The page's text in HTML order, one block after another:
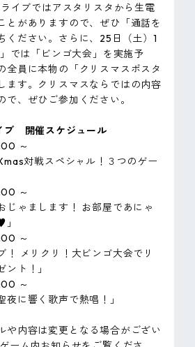
イブではアスタリスタから生電
とがありますので、ぜひ「通話を
ください。さらに、25日（土）1
では「ビンゴ大会」を実施予
全員に本物の「クリスマスポスタ
ます。クリスマスならではの内容
で、ぜひご参加ください。
開催スケジュール
～
対戦スペシャル！３つのゲー
～
じゃまします！ お部屋であにゃ
～
！ メリクリ！大ビンゴ大会でリ
ント！」
～
夜に響く歌声で熱唱！」
や内容は変更となる場合がござい